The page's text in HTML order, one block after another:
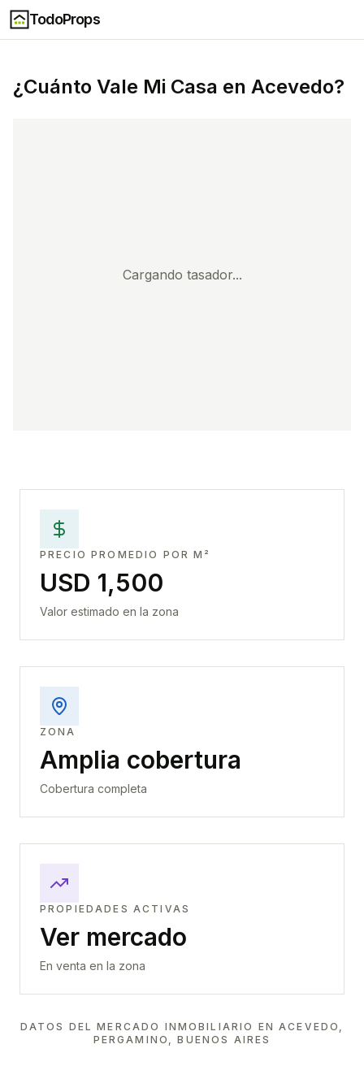
TodoProps
¿Cuánto Vale Mi Casa en Acevedo?
Cargando tasador...
PRECIO PROMEDIO POR M²
USD 1,500
Valor estimado en la zona
ZONA
Amplia cobertura
Cobertura completa
PROPIEDADES ACTIVAS
Ver mercado
En venta en la zona
DATOS DEL MERCADO INMOBILIARIO ENACEVEDO,
PERGAMINO, BUENOS AIRES